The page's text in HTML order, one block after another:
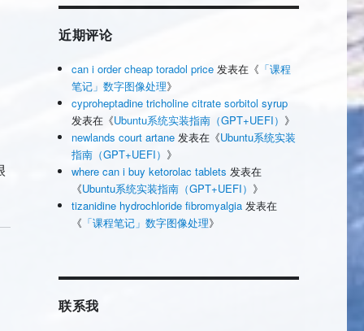
近期评论
can i order cheap toradol price 发表在《 「课程
笔记」数字图像处理》
cyproheptadine tricholine citrate sorbitol syrup
发表在《Ubuntu系统实装指南（GPT+UEFI） 》
newlands court artane 发表在《Ubuntu系统实装
指南（GPT+UEFI） 》
where can i buy ketorolac tablets 发表在
《Ubuntu系统实装指南（GPT+UEFI） 》
tizanidine hydrochloride fibromyalgia 发表在
《 「课程笔记」数字图像处理》
联系我